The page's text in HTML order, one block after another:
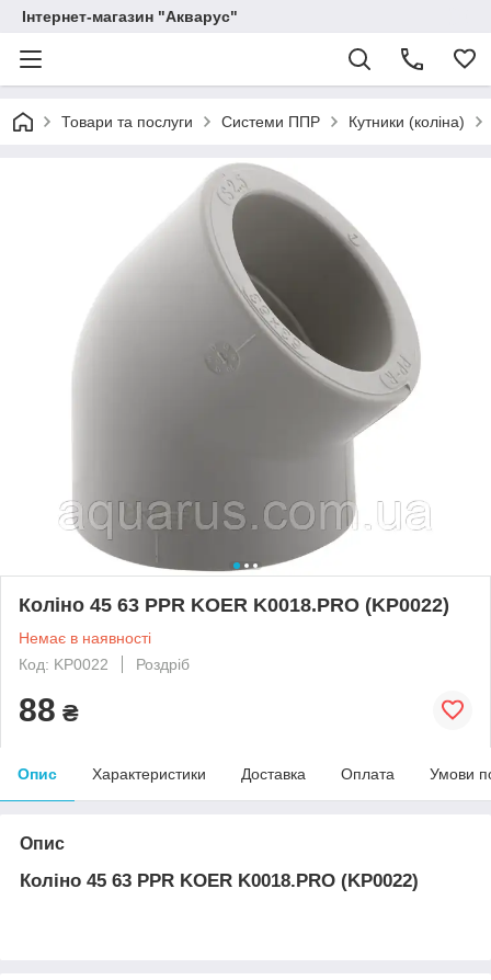
Інтернет-магазин "Акварус"
Товари та послуги Системи ППР Кутники (коліна)
Коліно 45 63 PPR KOER K0018.PRO (KP0022)
Немає в наявності
Код: KP0022
Роздріб
88 ₴
Опис Характеристики Доставка Оплата Умови
Опис
Коліно 45 63 PPR KOER K0018.PRO (KP0022)